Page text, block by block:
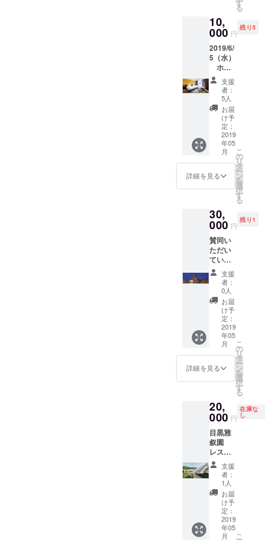
オフィ
スをご
案内 い
たしま
す。
バック
オフィ
スツ
アー開
催日
時 ２
０１９
年６月
１日 １
５時ス
タート
※お時間
テルロ
ビーに
ご集合
をお願
い申し
上げま
す。 所
要時間
は９０
分ほど
を予定
してお
りま
す。 ■
ハイ
セント
リック
「街の
中
心」、
「情報
の中
心」と
いう意
味を持
つ、
「ハイ
アット
セント
リッ
ク」
ファン
ディン
グに賛
同いた
だいた
パトロ
ンの方
限定！
なかな
か見る
ことが
できな
いホテ
ルの
バック
オフィ
スをご
■MOXY
錦糸町
のご紹
介 モク
シーは
都会的
なデザ
イン
に、 フ
レンド
リーな
雰囲気
をあわ
せもつ
新しい
コンセ
プトの
シンプ
ルにし
的。 シ
モンズ
のベッ
ドマッ
トレス
を採用
し、寝
心地に
もこだ
わりま
した。
す
る
10,
000 円
残り5
2019/6/
5（水）
ホテ
ルバッ
クオ
フィス
ご案内
第2弾
ハイ
アット
セント
リック
銀座の
バック
オフィ
スにご
クラウ
ドファ
ンディ
ングに
賛同い
ただい
た パト
ロンの
方限
定！ な
かなか
見るこ
とがで
きない
ホテル
の裏
側、
案内 い
たしま
す。
バック
オフィ
スツ
アー開
催日
時 ２
０１９
年６月
５日 １
５時ス
タート
支援
者：
5人
お届
け予
定：
2019
年05
月
詳細を見る
こ
の
リ
タ
ー
ン
を
選
択
す
る
30,
000 円
残り1
賛同い
ただい
ている
ホテル
でのご
宿泊券
（1組2
名様）
ANAク
ラウン
プラザ
ホテル
釧路
（ご朝
食付
き）1泊
券 １
組２名
様 利用
期間
2019/12
/31まで
（休館
日・貸
切・満
室など
の際は
ご希望
のお日
にちで
支援
者：
0人
お届
け予
定：
2019
年05
月
詳細を見る
こ
の
リ
タ
ー
ン
を
選
択
す
る
20,
000 円
在庫な
し
目黒雅
叙園
レスト
ラン
ランチ
ご利用
券 イベ
ントに
賛同い
ただい
ている
支援
者：
1人
お届
け予
定：
2019
年05
月
こ